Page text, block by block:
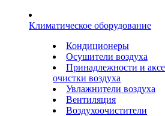
Климатическое оборудование
Кондиционеры
Осушители воздуха
Принадлежности и
очистки воздуха
Увлажнители воздуха
Вентиляция
Воздухоочистители